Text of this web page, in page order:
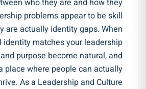
who they are and how they
problems appear to be skill
are actually identity gaps. When
identity matches your leadership
purpose become natural, and
place where people can actually
As a Leadership and Culture